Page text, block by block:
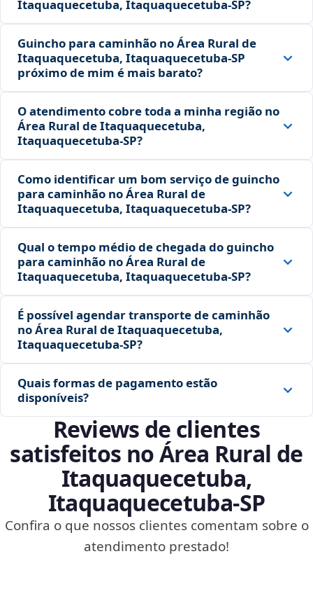
Itaquaquecetuba, Itaquaquecetuba‑SP?
Guincho para caminhão no Área Rural de
Itaquaquecetuba, Itaquaquecetuba‑SP
próximo de mim é mais barato?
O atendimento cobre toda a minha região no
Área Rural de Itaquaquecetuba,
Itaquaquecetuba‑SP?
Como identificar um bom serviço de guincho
para caminhão no Área Rural de
Itaquaquecetuba, Itaquaquecetuba‑SP?
Qual o tempo médio de chegada do guincho
para caminhão no Área Rural de
Itaquaquecetuba, Itaquaquecetuba‑SP?
É possível agendar transporte de caminhão
no Área Rural de Itaquaquecetuba,
Itaquaquecetuba‑SP?
Quais formas de pagamento estão
disponíveis?
Reviews de clientes
satisfeitos no Área Rural de
Itaquaquecetuba,
Itaquaquecetuba‑SP
Confira o que nossos clientes comentam sobre o
atendimento prestado!